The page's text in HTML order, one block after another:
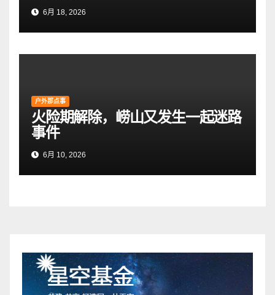
6月 18, 2026
户外那点事
火险期解除，崂山又发生一起迷路
事件
6月 10, 2026